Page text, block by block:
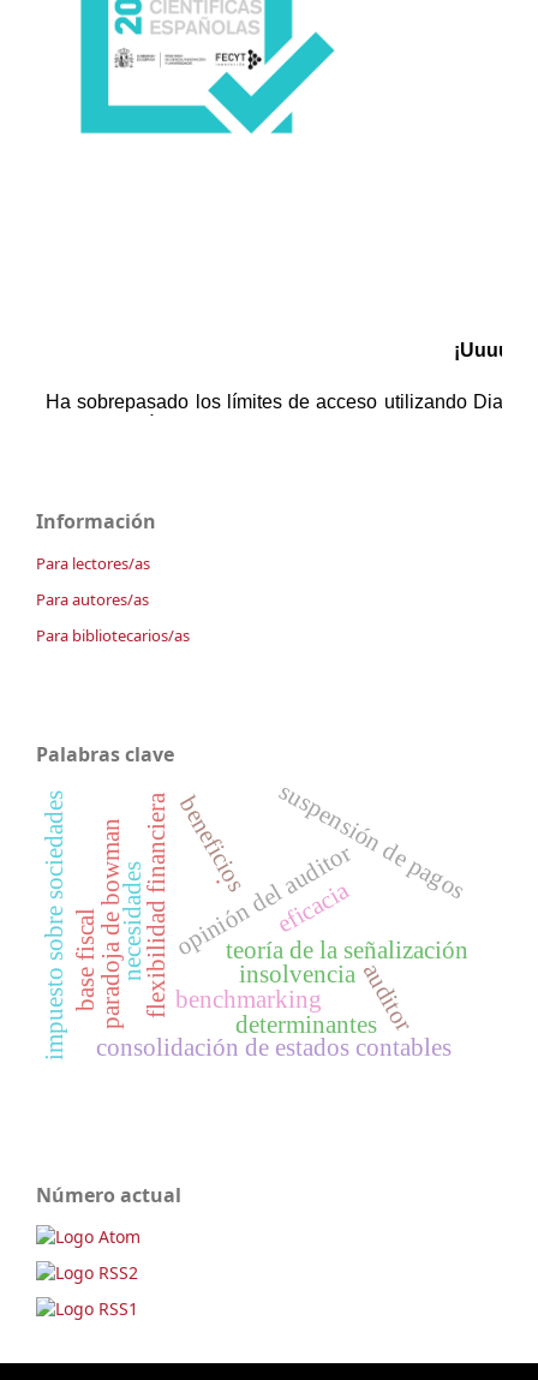
Información
Para lectores/as
Para autores/as
Para bibliotecarios/as
Palabras clave
opinión del auditor
flexibilidad financiera suspensión de pagos
insolvencia
consolidación de estados contables
auditor
necesidades
beneficios
teoría de la señalización
paradoja de bowman . eficacia
base fiscal
impuesto sobre sociedades benchmarking
determinantes
Número actual